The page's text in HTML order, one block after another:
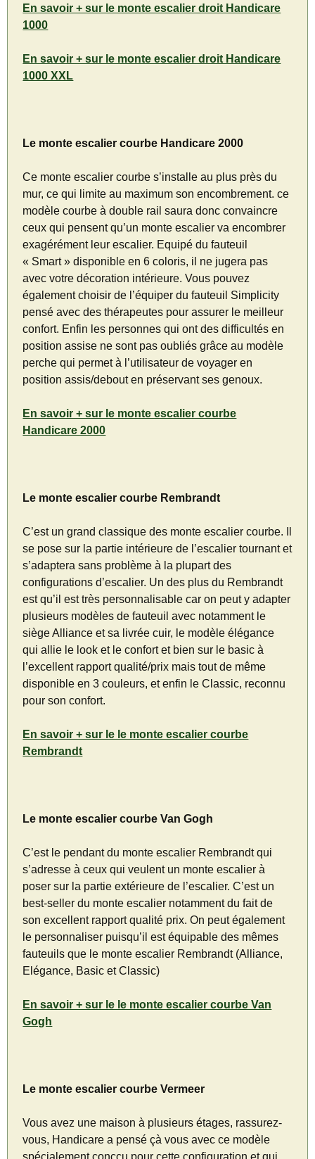
En savoir + sur le monte escalier droit Handicare
1000
En savoir + sur le monte escalier droit Handicare
1000 XXL
Le monte escalier courbe Handicare 2000
Ce monte escalier courbe s’installe au plus près du
mur, ce qui limite au maximum son encombrement. ce
modèle courbe à double rail saura donc convaincre
ceux qui pensent qu’un monte escalier va encombrer
exagérément leur escalier. Equipé du fauteuil
« Smart » disponible en 6 coloris, il ne jugera pas
avec votre décoration intérieure. Vous pouvez
également choisir de l’équiper du fauteuil Simplicity
pensé avec des thérapeutes pour assurer le meilleur
confort. Enfin les personnes qui ont des difficultés en
position assise ne sont pas oubliés grâce au modèle
perche qui permet à l’utilisateur de voyager en
position assis/debout en préservant ses genoux.
En savoir + sur le monte escalier courbe
Handicare 2000
Le monte escalier courbe Rembrandt
C’est un grand classique des monte escalier courbe. Il
se pose sur la partie intérieure de l’escalier tournant et
s’adaptera sans problème à la plupart des
configurations d’escalier. Un des plus du Rembrandt
est qu’il est très personnalisable car on peut y adapter
plusieurs modèles de fauteuil avec notamment le
siège Alliance et sa livrée cuir, le modèle élégance
qui allie le look et le confort et bien sur le basic à
l’excellent rapport qualité/prix mais tout de même
disponible en 3 couleurs, et enfin le Classic, reconnu
pour son confort.
En savoir + sur le le monte escalier courbe
Rembrandt
Le monte escalier courbe Van Gogh
C’est le pendant du monte escalier Rembrandt qui
s’adresse à ceux qui veulent un monte escalier à
poser sur la partie extérieure de l’escalier. C’est un
best-seller du monte escalier notamment du fait de
son excellent rapport qualité prix. On peut également
le personnaliser puisqu’il est équipable des mêmes
fauteuils que le monte escalier Rembrandt (Alliance,
Elégance, Basic et Classic)
En savoir + sur le le monte escalier courbe Van
Gogh
Le monte escalier courbe Vermeer
Vous avez une maison à plusieurs étages, rassurez-
vous, Handicare a pensé çà vous avec ce modèle
spécialement concçu pour cette configuration et qui